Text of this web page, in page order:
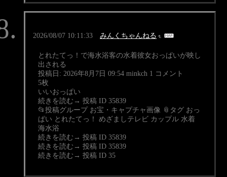
2026/08/07 10:11:33 みんくちゃんねる
とれたてっ！で海水浴客の水着彼女おっぱいが映し
出される
投稿日: 2026年8月7日 09:54 minkch 1 コメント
5枚
いいおっぱい
続きを読む→ 投稿 ID 35839
📂投稿グループ お宝・キャプチャ画像 📎タグ おっ
ぱい とれたてっ！ めざましテレビ カップル 水着
海水浴
続きを読む→ 投稿 ID 35839
続きを読む→ 投稿 ID 35839
続きを読む→ 投稿 ID 35